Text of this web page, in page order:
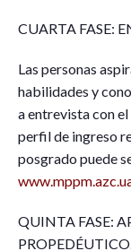
CUARTA FASE:
Las personas
habilidades y
a entrevista con
perfil de ingreso
posgrado puede
QUINTA FASE:
PROPEDÉUTICO.